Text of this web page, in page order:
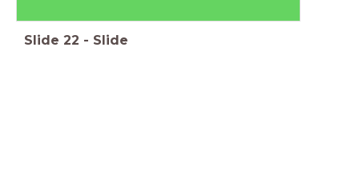
Slide 22 - Slide